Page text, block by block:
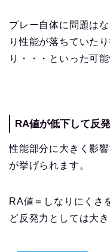
プレー自体に問題は
り性能が落ちていた
り・・・といった可
RA値が低下して反
性能部分に大きく影
が挙げられます。
RA値＝しなりにくさ
ど反発力としては大